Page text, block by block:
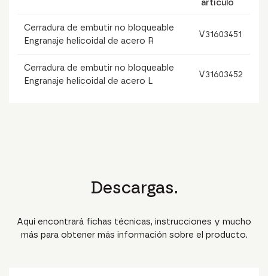
artículo
Cerradura de embutir no bloqueable
Engranaje helicoidal de acero R
V31603451
Cerradura de embutir no bloqueable
Engranaje helicoidal de acero L
V31603452
Descargas.
Aquí encontrará fichas técnicas, instrucciones y mucho
más para obtener más información sobre el producto.